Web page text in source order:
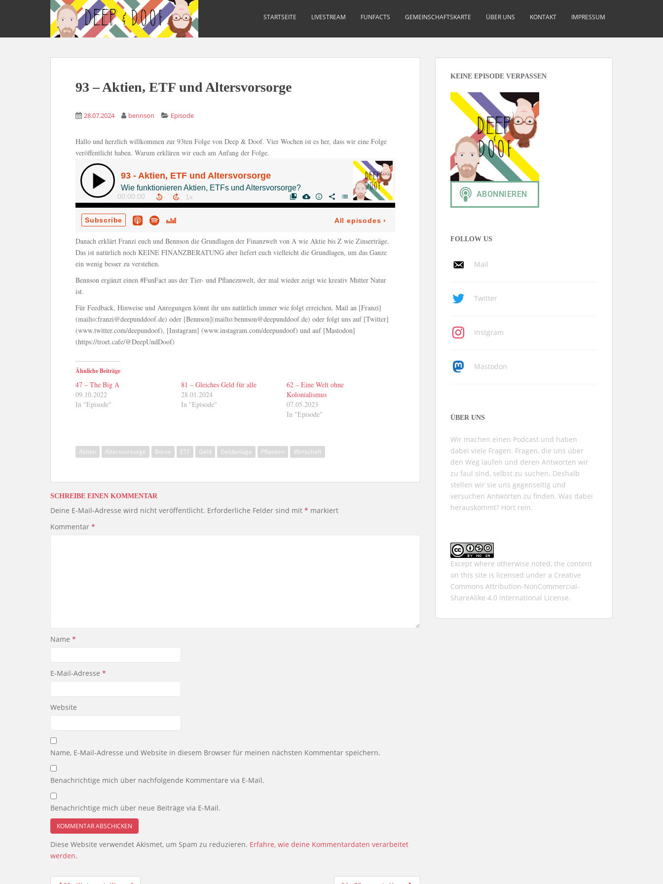
p
STARTSEITE LIVESTREAM FUNFACTS GEMEINSCHAFTSKARTE ÜBER UNS KONTAKT IMPRESSUM
93 – Aktien, ETF und Altersvorsorge
28.07.2024 bennson Episode
Hallo und herzlich willkommen zur 93ten Folge von Deep & Doof. Vier Wochen ist es her, dass wir eine Folge
veröffentlicht haben. Warum erklären wir euch am Anfang der Folge.
Danach erklärt Franzi euch und Bennson die Grundlagen der Finanzwelt von A wie Aktie bis Z wie Zinserträge.
Das ist natürlich noch KEINE FINANZBERATUNG aber liefert euch vielleicht die Grundlagen, um das Ganze
ein wenig besser zu verstehen.
Bennson ergänzt einen #FunFact aus der Tier- und Pflaneznwelt, der mal wieder zeigt wie kreativ Mutter Natur
ist.
Für Feedback, Hinweise und Anregungen könnt ihr uns natürlich immer wie folgt erreichen. Mail an [Franzi]
(mailto:franzi@deepunddoof.de) oder [Bennson](mailto:bennson@deepunddoof.de) oder folgt uns auf [Twitter]
(www.twitter.com/deepundoof), [Instagram] (www.instagram.com/deepundoof) und auf [Mastodon]
(https://troet.cafe/@DeepUndDoof)
Ähnliche Beiträge
47 – The Big A
09.10.2022
In "Episode"
81 – Gleiches Geld für alle
28.01.2024
In "Episode"
62 – Eine Welt ohne
Kolonialismus
07.05.2023
In "Episode"
Aktien Altersvorsorge Börse ETF Geld Geldanlage Pflanzen Wirtschaft
SCHREIBE EINEN KOMMENTAR
Deine E-Mail-Adresse wird nicht veröffentlicht. Erforderliche Felder sind mit * markiert
Kommentar *
Name *
E-Mail-Adresse *
Website
Name, E-Mail-Adresse und Website in diesem Browser für meinen nächsten Kommentar speichern.
Benachrichtige mich über nachfolgende Kommentare via E-Mail.
Benachrichtige mich über neue Beiträge via E-Mail.
Diese Website verwendet Akismet, um Spam zu reduzieren. Erfahre, wie deine Kommentardaten verarbeitet
werden.
KEINE EPISODE VERPASSEN
FOLLOW US
Mail
Twitter
Instgram
Mastodon
ÜBER UNS
Wir machen einen Podcast und haben
dabei viele Fragen. Fragen, die uns über
den Weg laufen und deren Antworten wir
zu faul sind, selbst zu suchen. Deshalb
stellen wir sie uns gegenseitig und
versuchen Antworten zu finden. Was dabei
herauskommt? Hört rein.
Except where otherwise noted, the content
on this site is licensed under a Creative
Commons Attribution-NonCommercial-
ShareAlike 4.0 International License.